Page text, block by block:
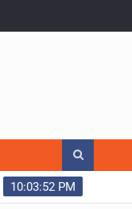
10:03:53 PM